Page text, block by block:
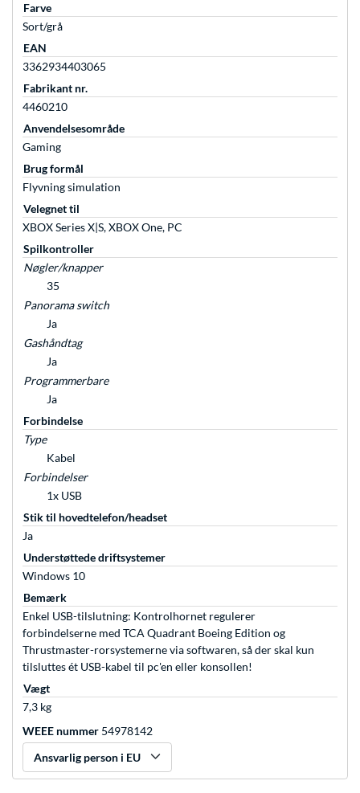
Farve
Sort/grå
EAN
3362934403065
Fabrikant nr.
4460210
Anvendelsesområde
Gaming
Brug formål
Flyvning simulation
Velegnet til
XBOX Series X|S, XBOX One, PC
Spilkontroller
Nøgler/knapper
35
Panorama switch
Ja
Gashåndtag
Ja
Programmerbare
Ja
Forbindelse
Type
Kabel
Forbindelser
1x USB
Stik til hovedtelefon/headset
Ja
Understøttede driftsystemer
Windows 10
Bemærk
Enkel USB-tilslutning: Kontrolhornet regulerer
forbindelserne med TCA Quadrant Boeing Edition og
Thrustmaster-rorsystemerne via softwaren, så der skal kun
tilsluttes ét USB-kabel til pc'en eller konsollen!
Vægt
7,3 kg
WEEE nummer 54978142
Ansvarlig person i EU